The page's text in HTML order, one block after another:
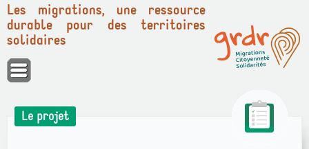
Panneau de gestion des cookies
Les migrations, une ressource
durable pour des territoires
solidaires
Le projet